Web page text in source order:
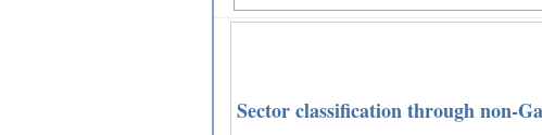
Sector classification through non-